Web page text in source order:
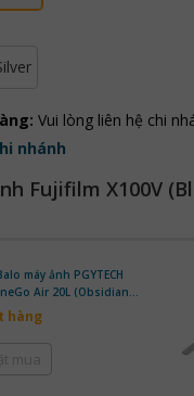
Vui lòng liên hệ chi
nhánh
Fujifilm X100V
máy ảnh PGYTECH
Air 20L (Obsidian
hàng